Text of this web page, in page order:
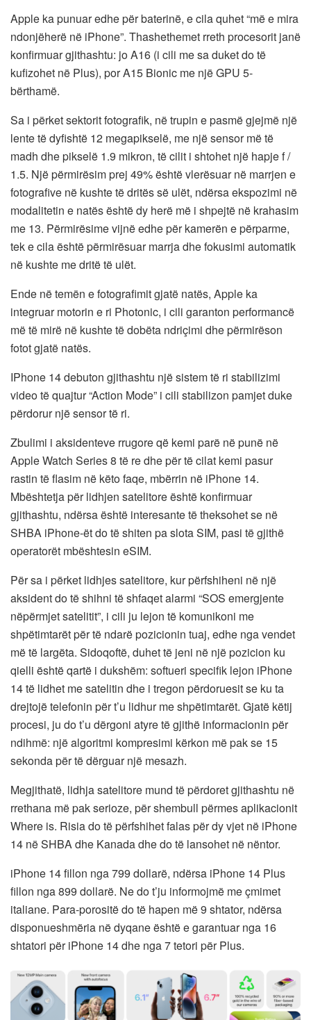
Apple ka punuar edhe për baterinë, e cila quhet “më e mira
ndonjëherë në iPhone”. Thashethemet rreth procesorit janë
konfirmuar gjithashtu: jo A16 (i cili me sa duket do të
kufizohet në Plus), por A15 Bionic me një GPU 5-
bërthamë.
Sa i përket sektorit fotografik, në trupin e pasmë gjejmë një
lente të dyfishtë 12 megapikselë, me një sensor më të
madh dhe pikselë 1.9 mikron, të cilit i shtohet një hapje f /
1.5. Një përmirësim prej 49% është vlerësuar në marrjen e
fotografive në kushte të dritës së ulët, ndërsa ekspozimi në
modalitetin e natës është dy herë më i shpejtë në krahasim
me 13. Përmirësime vijnë edhe për kamerën e përparme,
tek e cila është përmirësuar marrja dhe fokusimi automatik
në kushte me dritë të ulët.
Ende në temën e fotografimit gjatë natës, Apple ka
integruar motorin e ri Photonic, i cili garanton performancë
më të mirë në kushte të dobëta ndriçimi dhe përmirëson
fotot gjatë natës.
IPhone 14 debuton gjithashtu një sistem të ri stabilizimi
video të quajtur “Action Mode” i cili stabilizon pamjet duke
përdorur një sensor të ri.
Zbulimi i aksidenteve rrugore që kemi parë në punë në
Apple Watch Series 8 të re dhe për të cilat kemi pasur
rastin të flasim në këto faqe, mbërrin në iPhone 14.
Mbështetja për lidhjen satelitore është konfirmuar
gjithashtu, ndërsa është interesante të theksohet se në
SHBA iPhone-ët do të shiten pa slota SIM, pasi të gjithë
operatorët mbështesin eSIM.
Për sa i përket lidhjes satelitore, kur përfshiheni në një
aksident do të shihni të shfaqet alarmi “SOS emergjente
nëpërmjet satelitit”, i cili ju lejon të komunikoni me
shpëtimtarët për të ndarë pozicionin tuaj, edhe nga vendet
më të largëta. Sidoqoftë, duhet të jeni në një pozicion ku
qielli është qartë i dukshëm: softueri specifik lejon iPhone
14 të lidhet me satelitin dhe i tregon përdoruesit se ku ta
drejtojë telefonin për t’u lidhur me shpëtimtarët. Gjatë këtij
procesi, ju do t’u dërgoni atyre të gjithë informacionin për
ndihmë: një algoritmi kompresimi kërkon më pak se 15
sekonda për të dërguar një mesazh.
Megjithatë, lidhja satelitore mund të përdoret gjithashtu në
rrethana më pak serioze, për shembull përmes aplikacionit
Where is. Risia do të përfshihet falas për dy vjet në iPhone
14 në SHBA dhe Kanada dhe do të lansohet në nëntor.
iPhone 14 fillon nga 799 dollarë, ndërsa iPhone 14 Plus
fillon nga 899 dollarë. Ne do t’ju informojmë me çmimet
italiane. Para-porositë do të hapen më 9 shtator, ndërsa
disponueshmëria në dyqane është e garantuar nga 16
shtatori për iPhone 14 dhe nga 7 tetori për Plus.